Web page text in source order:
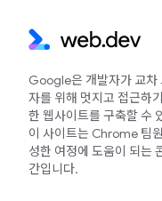
Google은 개발자가 교차
자를 위해 멋지고 접근하
한 웹사이트를 구축할 수
이 사이트는 Chrome 팀
성한 여정에 도움이 되는
간입니다.